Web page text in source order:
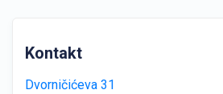
Kontakt
Dvorničićeva 31